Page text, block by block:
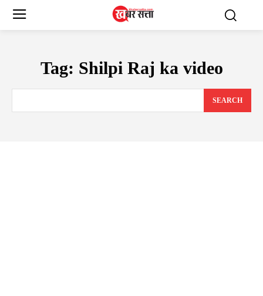
Tag: Shilpi Raj ka video
SEARCH